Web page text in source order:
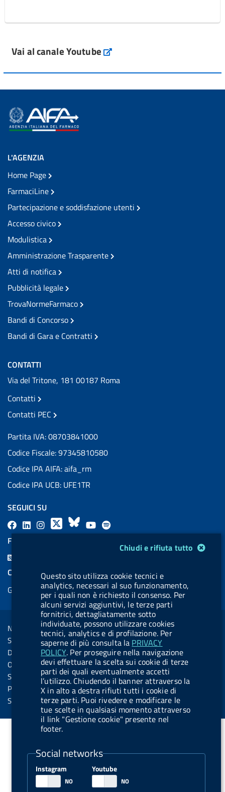
Vai al canale Youtube
Chiudi e rifiuta tutto
Questo sito utilizza cookie tecnici e
analytics, necessari al suo funzionamento,
per i quali non è richiesto il consenso. Per
alcuni servizi aggiuntivi, le terze parti
fornitrici, dettagliatamente sotto
individuate, possono utilizzare cookies
tecnici, analytics e di profilazione. Per
saperne di più consulta la PRIVACY
POLICY. Per proseguire nella navigazione
devi effettuare la scelta sui cookie di terze
parti dei quali eventualmente accetti
l’utilizzo. Chiudendo il banner attraverso la
X in alto a destra rifiuti tutti i cookie di
terze parti. Puoi rivedere e modificare le
tue scelte in qualsiasi momento attraverso
il link "Gestione cookie" presente nel
footer.
Social networks
Instagram Youtube
L'AGENZIA
Home Page
FarmaciLine
Partecipazione e soddisfazione utenti
Accesso civico
Modulistica
Amministrazione Trasparente
Atti di notifica
Pubblicità legale
TrovaNormeFarmaco
Bandi di Concorso
Bandi di Gara e Contratti
CONTATTI
Via del Tritone, 181 00187 Roma
Contatti
Contatti PEC
Partita IVA: 08703841000
Codice Fiscale: 97345810580
Codice IPA AIFA: aifa_rm
Codice IPA UCB: UFE1TR
SEGUICI SU
F
a
L
i
a
l
.
b
u
t
t
o
n
.
i
n
s
a
g
X
B
l
s
k
y
Y
o
u
b
e
l
a
l
.
b
u
t
t
o
n
.
s
p
i
f
FEED RSS
COOKIES
Gestione cookie
Sezione Link Utili
Note legali
Social Media Policy
Dichiarazione di accessibilità
Obiettivi di accessibilità
Statistiche sito
Privacy
Servizi Online